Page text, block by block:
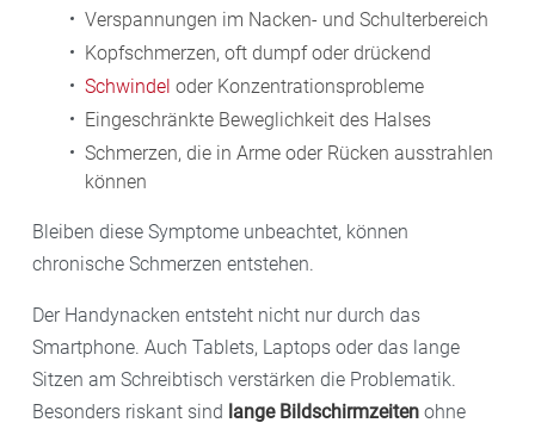
Verspannungen im Nacken- und Schulterbereich
Kopfschmerzen, oft dumpf oder drückend
Schwindel oder Konzentrationsprobleme
Eingeschränkte Beweglichkeit des Halses
Schmerzen, die in Arme oder Rücken ausstrahlen
können
Bleiben diese Symptome unbeachtet, können
chronische Schmerzen entstehen.
Der Handynacken entsteht nicht nur durch das
Smartphone. Auch Tablets, Laptops oder das lange
Sitzen am Schreibtisch verstärken die Problematik.
Besonders riskant sind lange Bildschirmzeiten ohne